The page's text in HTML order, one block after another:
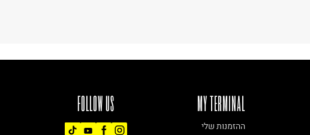
FOLLOW US MY TERMINAL
ההזמנות שלי